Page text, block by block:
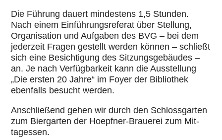
Die Führung dauert min­des­tens 1,5 Stunden.
Nach einem Ein­füh­rungs­re­fe­rat über Stellung,
Orga­ni­sa­tion und Aufgaben des BVG – bei dem
jeder­zeit Fragen gestellt werden können – schließt
sich eine Besich­ti­gung des Sit­zungs­ge­bäu­des –
an. Je nach Ver­füg­bar­keit kann die Aus­stel­lung
„Die ersten 20 Jahre“ im Foyer der Biblio­thek
eben­falls besucht werden.
Anschlie­ßend gehen wir durch den Schloss­gar­ten
zum Bier­gar­ten der Hoepfner-Brauerei zum Mit­
tag­essen.